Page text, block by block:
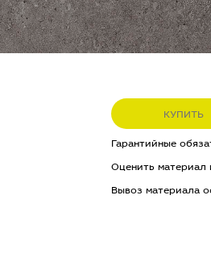
КУПИТЬ
Гарантийные
Оценить
Вывоз материала